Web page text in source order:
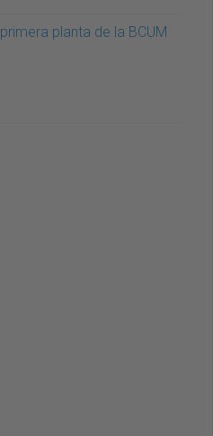
planta de la BCUM